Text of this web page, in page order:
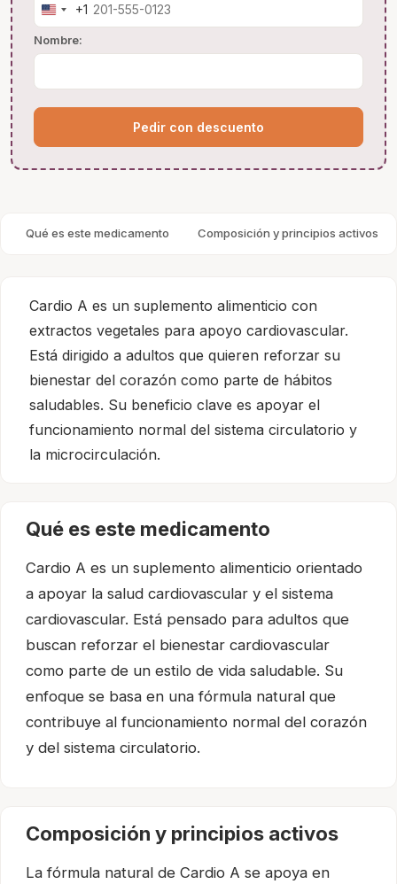
United
States
+1
+1
Nombre:
Pedir con descuento
Qué es este medicamento Composición y principios activos
Cardio A es un suplemento alimenticio con
extractos vegetales para apoyo cardiovascular.
Está dirigido a adultos que quieren reforzar su
bienestar del corazón como parte de hábitos
saludables. Su beneficio clave es apoyar el
funcionamiento normal del sistema circulatorio y
la microcirculación.
Qué es este medicamento
Cardio A es un suplemento alimenticio orientado
a apoyar la salud cardiovascular y el sistema
cardiovascular. Está pensado para adultos que
buscan reforzar el bienestar cardiovascular
como parte de un estilo de vida saludable. Su
enfoque se basa en una fórmula natural que
contribuye al funcionamiento normal del corazón
y del sistema circulatorio.
Composición y principios activos
La fórmula natural de Cardio A se apoya en